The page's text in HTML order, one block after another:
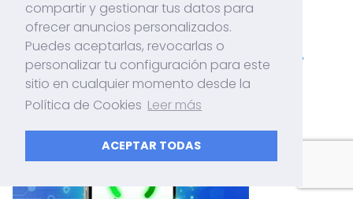
Cómo tener la pantalla en modo Privacy
Display en cualquier celular
compartir y gestionar tus datos para
ofrecer anuncios personalizados.
Puedes aceptarlas, revocarlas o
personalizar tu configuración para este
sitio en cualquier momento desde la
Política de Cookies Leer más
ACEPTAR TODAS